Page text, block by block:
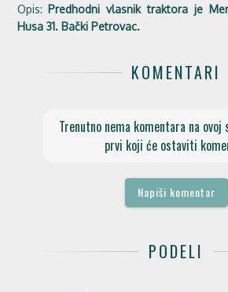
Opis: Predhodni vlasnik traktora je
Husa 31. Bački Petrovac.
KOMENTARI
Trenutno nema komentara na
prvi koji će ostaviti
Napiši komentar
PODELI